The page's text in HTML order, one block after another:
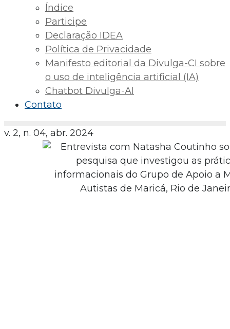
Índice
Participe
Declaração IDEA
Política de Privacidade
Manifesto editorial da Divulga-CI sobre
o uso de inteligência artificial (IA)
Chatbot Divulga-AI
Contato
v. 2, n. 04, abr. 2024